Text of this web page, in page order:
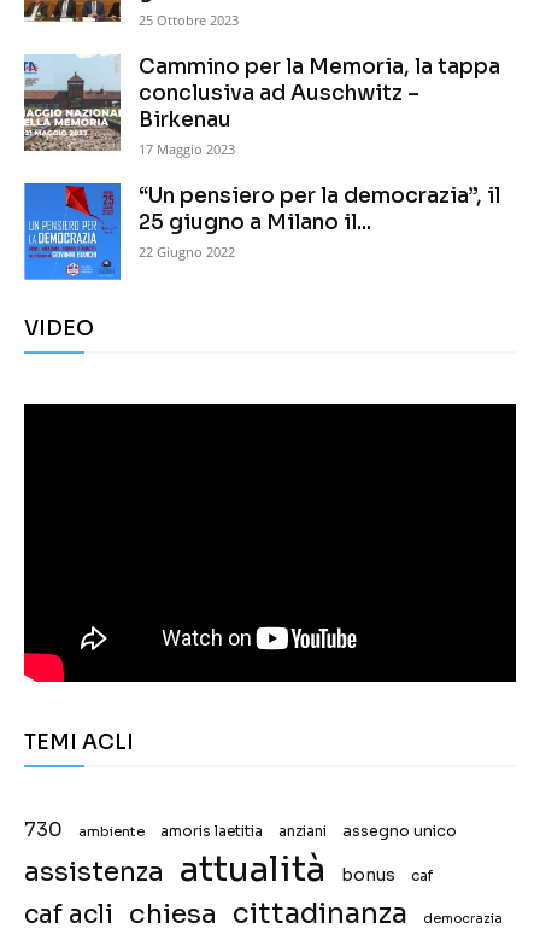
25 Ottobre 2023
Cammino per la Memoria, la tappa
conclusiva ad Auschwitz –
Birkenau
17 Maggio 2023
“Un pensiero per la democrazia”, il
25 giugno a Milano il...
22 Giugno 2022
VIDEO
TEMI ACLI
730 ambiente amoris laetitia anziani assegno unico
assistenza attualità bonus caf
caf acli chiesa cittadinanza democrazia